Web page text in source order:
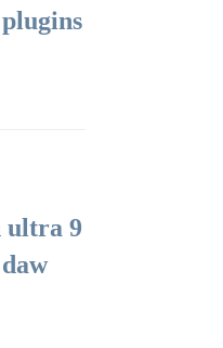
ultra 9